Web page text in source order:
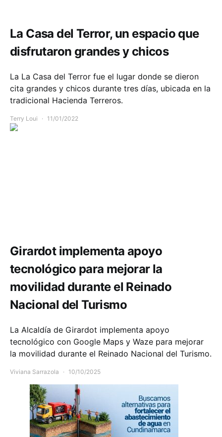
La Casa del Terror, un espacio que
disfrutaron grandes y chicos
La La Casa del Terror fue el lugar donde se dieron
cita grandes y chicos durante tres días, ubicada en la
tradicional Hacienda Terreros.
Terry Loui 11/01/2022
Girardot implementa apoyo
tecnológico para mejorar la
movilidad durante el Reinado
Nacional del Turismo
La Alcaldía de Girardot implementa apoyo
tecnológico con Google Maps y Waze para mejorar
la movilidad durante el Reinado Nacional del Turismo.
Viviana Sarrazola 10/10/2025